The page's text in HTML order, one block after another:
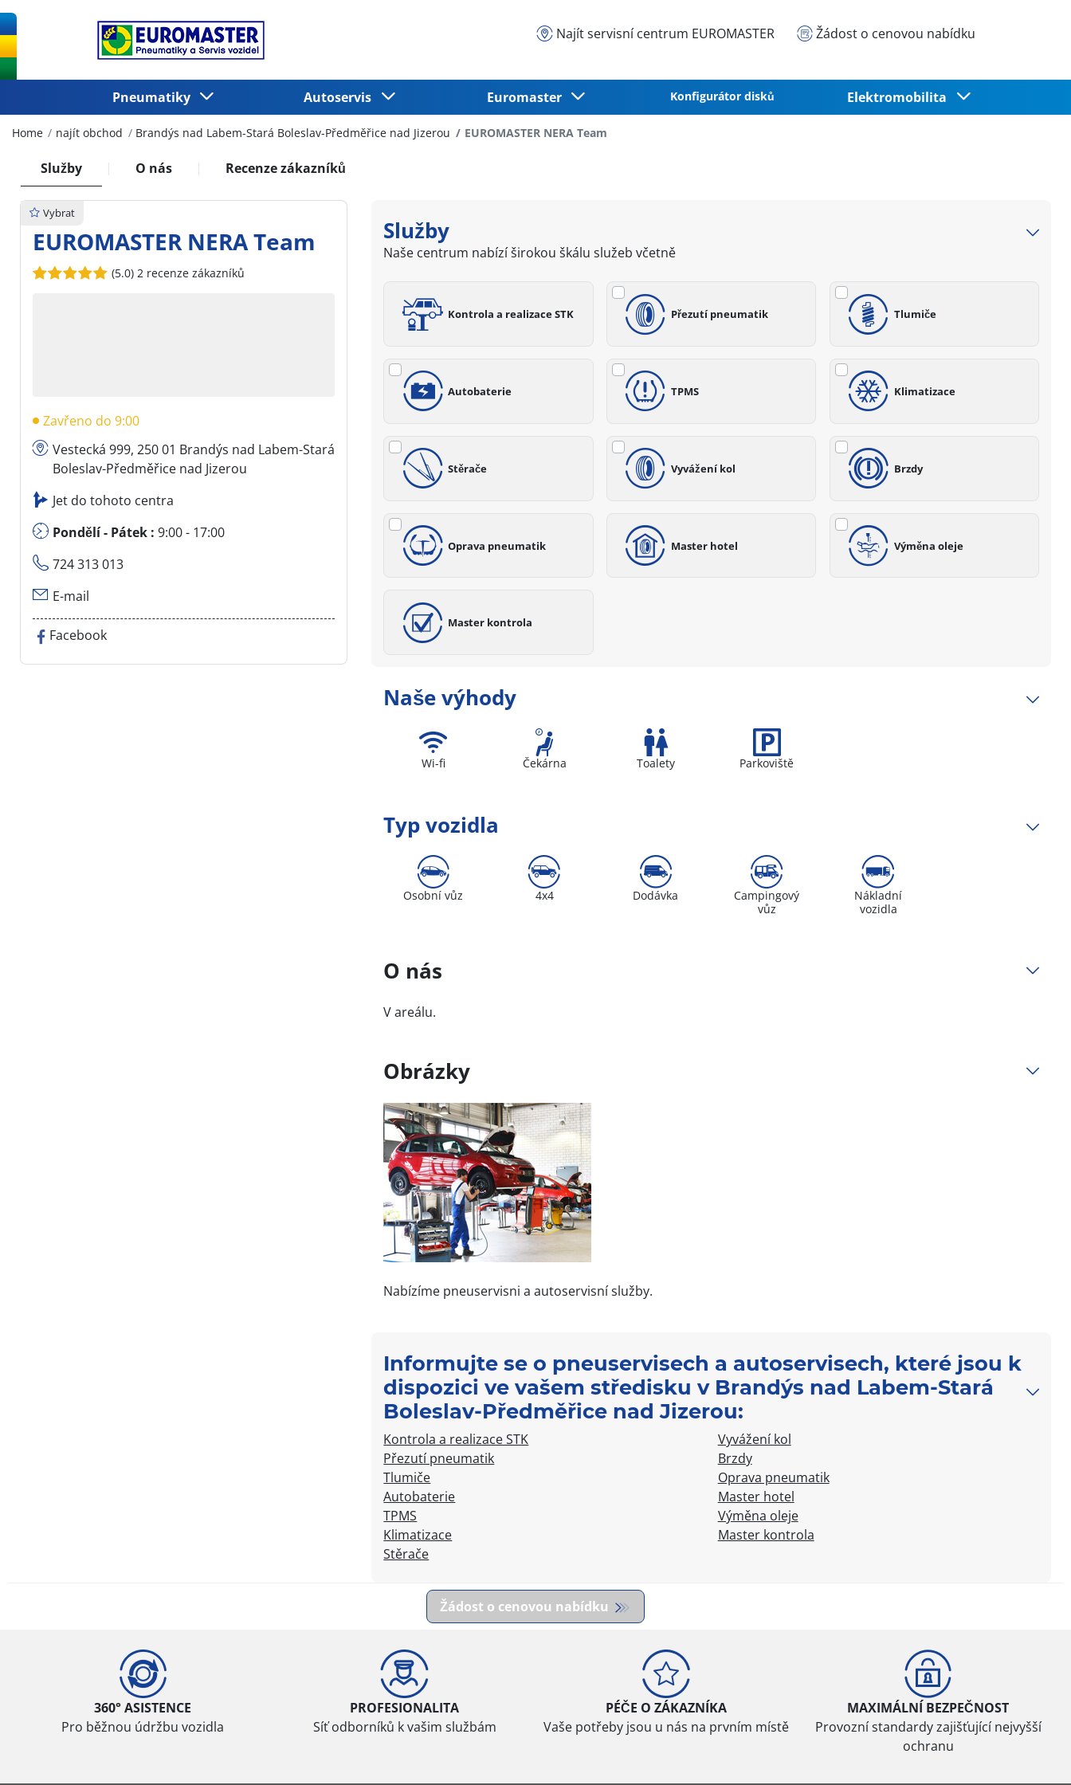
Najít servisní centrum EUROMASTER Žádost o cenovou nabídku
Pneumatiky Autoservis Euromaster Konfigurátor disků Elektromobilita
Home najít obchod Brandýs nad Labem-Stará Boleslav-Předměřice nad Jizerou EUROMASTER NERA Team
Služby O nás Recenze zákazníků
Vybrat
EUROMASTER NERA Team
(5.0) 2 recenze zákazníků
Zavřeno do 9:00
Vestecká 999, 250 01 Brandýs nad Labem-Stará
Boleslav-Předměřice nad Jizerou
Jet do tohoto centra
Pondělí - Pátek : 9:00 - 17:00
724 313 013
E-mail
Facebook
Služby
Naše centrum nabízí širokou škálu služeb včetně
Kontrola a realizace STK Přezutí pneumatik Tlumiče
Autobaterie TPMS Klimatizace
Stěrače Vyvážení kol Brzdy
Oprava pneumatik Master hotel Výměna oleje
Master kontrola
Naše výhody
Wi-fi Čekárna Toalety Parkoviště
Typ vozidla
Osobní vůz 4x4 Dodávka
Campingový
vůz
Nákladní
vozidla
O nás
V areálu.
Obrázky
Nabízíme pneuservisni a autoservisní služby.
Informujte se o pneuservisech a autoservisech, které jsou k
dispozici ve vašem středisku v Brandýs nad Labem-Stará
Boleslav-Předměřice nad Jizerou:
Kontrola a realizace STK
Přezutí pneumatik
Tlumiče
Autobaterie
TPMS
Klimatizace
Stěrače
Vyvážení kol
Brzdy
Oprava pneumatik
Master hotel
Výměna oleje
Master kontrola
Žádost o cenovou nabídku
360° ASISTENCE
Pro běžnou údržbu vozidla
PROFESIONALITA
Síť odborníků k vašim službám
PÉČE O ZÁKAZNÍKA
Vaše potřeby jsou u nás na prvním místě
MAXIMÁLNÍ BEZPEČNOST
Provozní standardy zajišťující nejvyšší
ochranu